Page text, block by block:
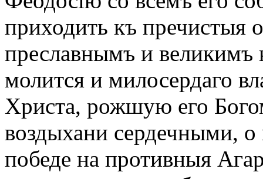
приходить къ пречистыя
преславнымъ и великимъ
молится и милосердаго
Христа, рожшую его
воздыхани сердечными,
победе на противныя